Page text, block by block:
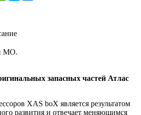
МО.
запасных частей Атлас
XAS boX является результатом
развития и отвечает меняющимся